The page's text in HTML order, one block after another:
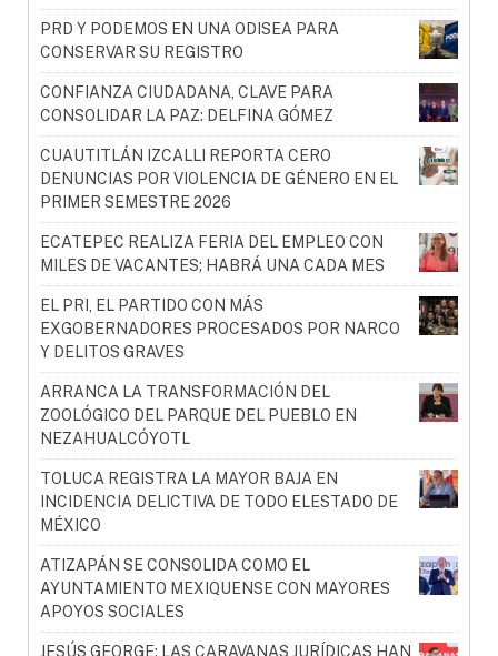
PRD Y PODEMOS EN UNA ODISEA PARA
CONSERVAR SU REGISTRO
CONFIANZA CIUDADANA, CLAVE PARA
CONSOLIDAR LA PAZ: DELFINA GÓMEZ
CUAUTITLÁN IZCALLI REPORTA CERO
DENUNCIAS POR VIOLENCIA DE GÉNERO EN EL
PRIMER SEMESTRE 2026
ECATEPEC REALIZA FERIA DEL EMPLEO CON
MILES DE VACANTES; HABRÁ UNA CADA MES
EL PRI, EL PARTIDO CON MÁS
EXGOBERNADORES PROCESADOS POR NARCO
Y DELITOS GRAVES
ARRANCA LA TRANSFORMACIÓN DEL
ZOOLÓGICO DEL PARQUE DEL PUEBLO EN
NEZAHUALCÓYOTL
TOLUCA REGISTRA LA MAYOR BAJA EN
INCIDENCIA DELICTIVA DE TODO ELESTADO DE
MÉXICO
ATIZAPÁN SE CONSOLIDA COMO EL
AYUNTAMIENTO MEXIQUENSE CON MAYORES
APOYOS SOCIALES
JESÚS GEORGE: LAS CARAVANAS JURÍDICAS HAN